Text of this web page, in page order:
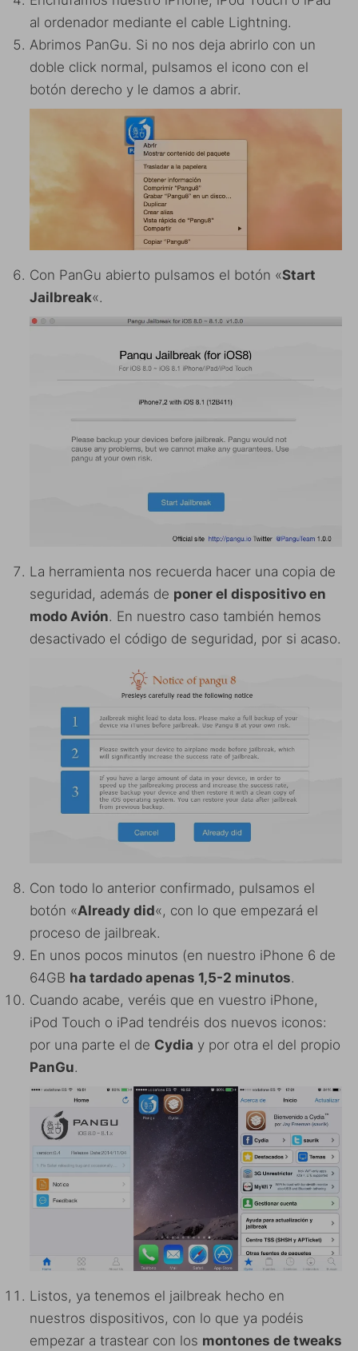
al ordenador mediante el cable Lightning.
Abrimos PanGu. Si no nos deja abrirlo con un
doble click normal, pulsamos el icono con el
botón derecho y le damos a abrir.
Con PanGu abierto pulsamos el botón «Start
Jailbreak«.
La herramienta nos recuerda hacer una copia de
seguridad, además de poner el dispositivo en
modo Avión. En nuestro caso también hemos
desactivado el código de seguridad, por si acaso.
Con todo lo anterior confirmado, pulsamos el
botón «Already did«, con lo que empezará el
proceso de jailbreak.
En unos pocos minutos (en nuestro iPhone 6 de
64GB ha tardado apenas 1,5-2 minutos.
Cuando acabe, veréis que en vuestro iPhone,
iPod Touch o iPad tendréis dos nuevos iconos:
por una parte el de Cydia y por otra el del propio
PanGu.
Listos, ya tenemos el jailbreak hecho en
nuestros dispositivos, con lo que ya podéis
empezar a trastear con los montones de tweaks